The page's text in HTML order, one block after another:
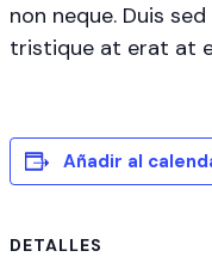
non neque. Duis
tristique at erat at
Añadir al
DETALLES